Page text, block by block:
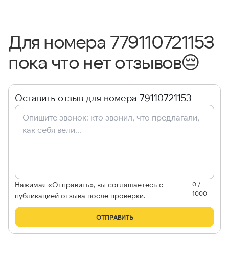
Для номера 779110721153
пока что нет отзывов😔
Оставить отзыв для номера 79110721153
Нажимая «Отправить», вы соглашаетесь с
публикацией отзыва после проверки.
0 /
1000
ОТПРАВИТЬ